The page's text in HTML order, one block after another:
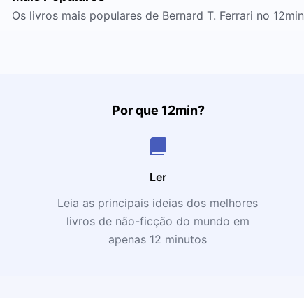
Os livros mais populares de Bernard T. Ferrari no 12min
Por que 12min?
Ler
Leia as principais ideias dos melhores
livros de não-ficção do mundo em
apenas 12 minutos